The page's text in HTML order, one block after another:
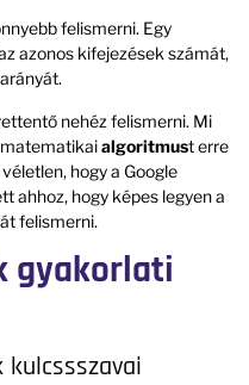
felismerni. Egy
azonos kifejezések számát,
nehéz felismerni. Mi
algoritmust erre
hogy a Google
ahhoz, hogy képes legyen a
felismerni.
gyakorlati
kulcssszavai